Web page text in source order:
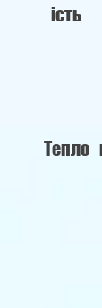
ість
Тепло